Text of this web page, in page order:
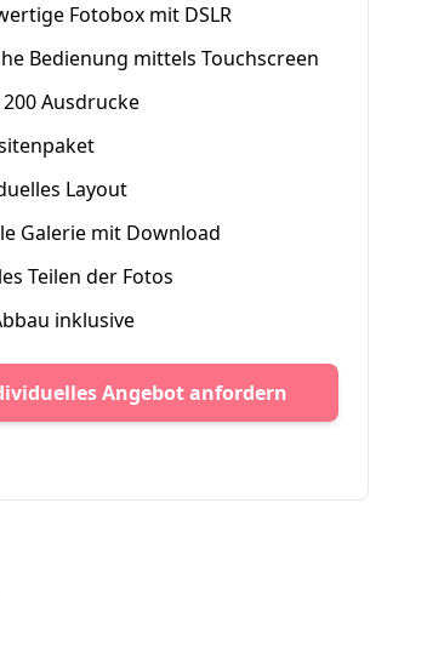
Fotobox mit DSLR
Bedienung mittels Touchscreen
200 Ausdrucke
Layout
Galerie mit Download
Teilen der Fotos
inklusive
Angebot anfordern